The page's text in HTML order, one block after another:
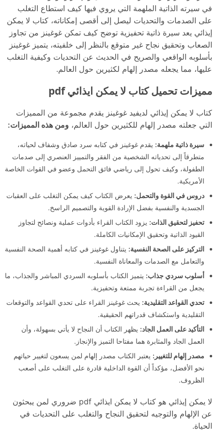
في سيرته الذاتية الملهمة التي يروي فيها كيف استطاع التغلب
على الصدمات والتحديات ليصل إلى أقصى إمكاناته، كتاب لا يمكن
إيذائي يعد سيرة ذاتية تحفيزية توضح كيف تمكن غوغينز من تجاوز
الصعاب وتحقيق نجاح غير متوقع بالنظر إلى خلفيته، يتميز غوغينز
بأسلوبه الواقعي والصريح في الحديث عن التحديات وكيفية التغلب
عليها، مما يجعله مصدر إلهام لكثيرين حول العالم.
مميزات تحميل كتاب لا يمكن ايذائي pdf
كتاب لا يمكن إيذائي لديفيد غوغينز يقدم مجموعة من المميزات
التي جعلته مصدر إلهام للكثيرين حول العالم، ومن هذه المميزات:
سيرة ذاتية ملهمة: يقدم غوغينز في كتابه سرد صادق وشفاف لحياته،
متطرقاً إلى تحدياته الشخصية من الفقر والتمييز العنصري إلى صدمات
الطفولة، وكيف تحول إلى رياضي فائق التحمل وعضو في القوات الخاصة
الأمريكية.
دروس في القوة والتحمل: يعرض الكتاب كيف يمكن التغلب على العقبات
الجسدية والنفسية بفضل الإرادة القوية والتصميم الراسخ.
تحفيز لتحقيق الذات: يزود الكتاب القراء بأدوات عملية ونصائح لتجاوز
القيود الذاتية وتحقيق الإمكانيات الكاملة.
التركيز على الصحة النفسية: يتناول غوغينز في كتابه أهمية الصحة النفسية
والتعامل مع الصدمات والمعاناة النفسية.
أسلوب سردي جذاب: يتميز الكتاب بأسلوبه السردي المباشر والجذاب، ما
يجعل من القراءة تجربة ممتعة وتحفيزية.
تحدي القواعد التقليدية: يحث غوغينز القراء على تحدي القواعد والتوقعات
التقليدية واستكشاف قدراتهم الحقيقية.
التأكيد على العمل الجاد: يظهر الكتاب أن النجاح لا يأتي بسهولة، وأن
العمل الجاد والمثابرة هما مفتاحا التميز والإنجاز.
مصدر إلهام للتغيير: يعتبر الكتاب مصدر إلهام لمن يسعون لتغيير حياتهم
نحو الأفضل، مؤكداً أن القوة الداخلية قادرة على التغلب على أصعب
الظروف.
لا يمكن إيذائي هو كتاب لا يمكن ايذائي pdf ضروري لمن يبحثون
عن الإلهام والتوجيه لتحقيق النجاح والتغلب على التحديات في
الحياة.